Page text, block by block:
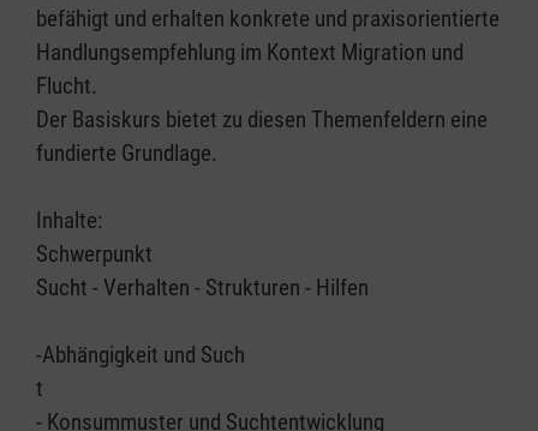
befähigt und erhalten konkrete und praxisorientierte
Handlungsempfehlung im Kontext Migration und
Flucht.
Der Basiskurs bietet zu diesen Themenfeldern eine
fundierte Grundlage.
Inhalte:
Schwerpunkt
Sucht - Verhalten - Strukturen - Hilfen
-Abhängigkeit und Such
t
- Konsummuster und Suchtentwicklung